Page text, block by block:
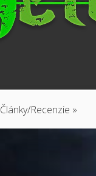
Články/Recenzie »